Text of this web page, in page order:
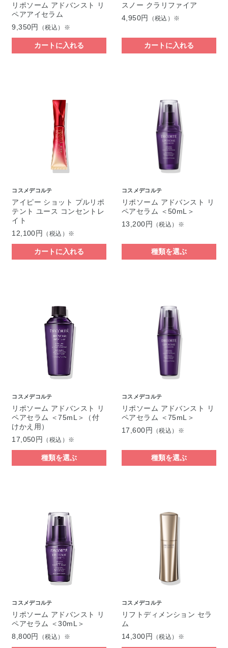
リポソーム アドバンスト リ
ペアアイセラム
9,350円
（税込）※
カートに入れる
スノー クラリファイア
4,950円
（税込）※
カートに入れる
コスメデコルテ
アイピー ショット プルリポ
テント ユース コンセントレ
イト
12,100円
（税込）※
カートに入れる
コスメデコルテ
リポソーム アドバンスト リ
ペアセラム ＜50mL＞
13,200円
（税込）※
種類を選ぶ
コスメデコルテ
リポソーム アドバンスト リ
ペアセラム ＜75mL＞（付
けかえ用）
17,050円
（税込）※
種類を選ぶ
コスメデコルテ
リポソーム アドバンスト リ
ペアセラム ＜75mL＞
17,600円
（税込）※
種類を選ぶ
コスメデコルテ
リポソーム アドバンスト リ
ペアセラム ＜30mL＞
8,800円
（税込）※
コスメデコルテ
リフトディメンション セラ
ム
14,300円
（税込）※